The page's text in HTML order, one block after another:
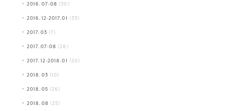
2016.07-08 (30)
2016.12-2017.01 (33)
2017.03 (7)
2017.07-08 (28)
2017.12-2018.01 (20)
2018.03 (10)
2018.05 (26)
2018.08 (25)